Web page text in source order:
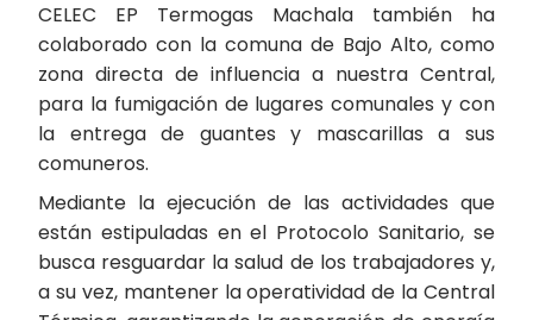
CELEC EP Termogas Machala también ha
colaborado con la comuna de Bajo Alto, como
zona directa de influencia a nuestra Central,
para la fumigación de lugares comunales y con
la entrega de guantes y mascarillas a sus
comuneros.
Mediante la ejecución de las actividades que
están estipuladas en el Protocolo Sanitario, se
busca resguardar la salud de los trabajadores y,
a su vez, mantener la operatividad de la Central